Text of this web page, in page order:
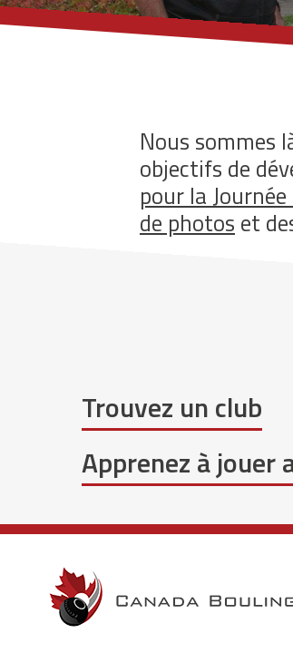
Nous sommes
objectifs de
pour la
de photos et
Trouvez un club
Apprenez à jouer